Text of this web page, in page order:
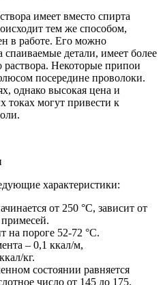
имеет вместо спирта
тем же способом,
в работе. Его можно
спаиваемые детали, имеет более
Некоторые припои
посередине проволоки.
однако высокая цена и
токах могут привести к
характеристики:
от 250 °C, зависит от
на пороге 52-72 °C.
– 0,1 ккал/м,
кг.
состоянии равняется
число от 145 до 175.